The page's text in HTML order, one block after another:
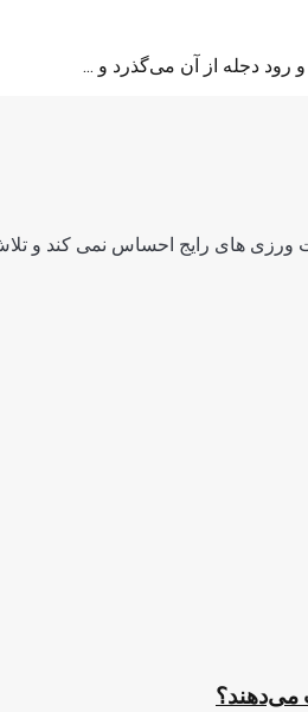
رود دجله از آن می‌گذرد و ...
های رایج احساس نمی کند و تلاش
می‌دهند؟